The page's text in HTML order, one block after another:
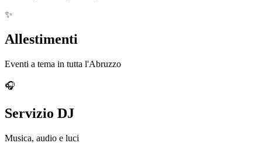
✨
Allestimenti
Eventi a tema in tutta l'Abruzzo
🎧
Servizio DJ
Musica, audio e luci